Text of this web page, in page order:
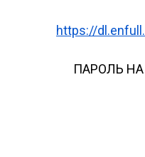
https://
ПАРОЛЬ